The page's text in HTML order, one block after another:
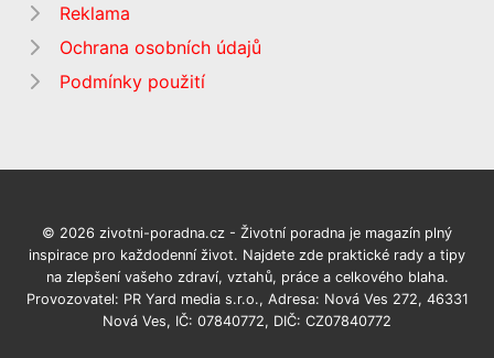
Reklama
Ochrana osobních údajů
Podmínky použití
© 2026 zivotni-poradna.cz - Životní poradna je magazín plný
inspirace pro každodenní život. Najdete zde praktické rady a tipy
na zlepšení vašeho zdraví, vztahů, práce a celkového blaha.
Provozovatel: PR Yard media s.r.o., Adresa: Nová Ves 272, 46331
Nová Ves, IČ: 07840772, DIČ: CZ07840772